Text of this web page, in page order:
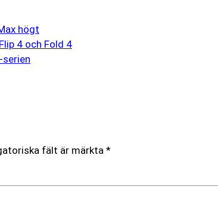
högt
4 och Fold 4
fält är märkta *